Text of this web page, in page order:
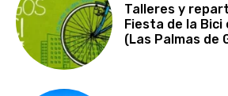
Talleres y
Fiesta de la Bici
(Las Palmas de